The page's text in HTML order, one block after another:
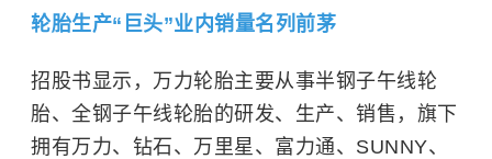
轮胎生产“巨头”业内销量名列前茅
招股书显示，万力轮胎主要从事半钢子午线轮
胎、全钢子午线轮胎的研发、生产、销售，旗下
拥有万力、钻石、万里星、富力通、SUNNY、